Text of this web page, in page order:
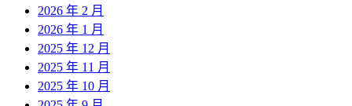
2026 年 2 月
2026 年 1 月
2025 年 12 月
2025 年 11 月
2025 年 10 月